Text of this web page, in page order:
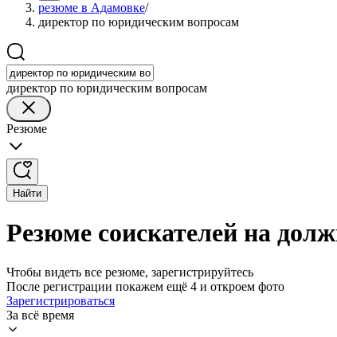
резюме в Адамовке/
директор по юридическим вопросам
директор по юридическим вопросам
Резюме
Найти
Резюме соискателей на
Чтобы видеть все резюме, зарегистрируйтесь
После регистрации покажем ещё 4 и откроем фото
Зарегистрироваться
За всё время